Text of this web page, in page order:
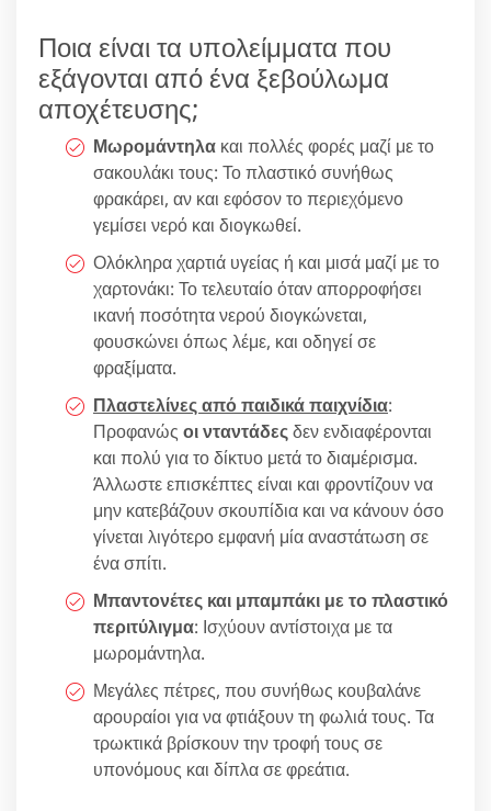
Ποια είναι τα υπολείμματα που
εξάγονται από ένα ξεβούλωμα
αποχέτευσης;
Μωρομάντηλα και πολλές φορές μαζί με το
σακουλάκι τους: Το πλαστικό συνήθως
φρακάρει, αν και εφόσον το περιεχόμενο
γεμίσει νερό και διογκωθεί.
Ολόκληρα χαρτιά υγείας ή και μισά μαζί με το
χαρτονάκι: Το τελευταίο όταν απορροφήσει
ικανή ποσότητα νερού διογκώνεται,
φουσκώνει όπως λέμε, και οδηγεί σε
φραξίματα.
Πλαστελίνες από παιδικά παιχνίδια:
Προφανώς οι νταντάδεςδεν ενδιαφέρονται
και πολύ για το δίκτυο μετά το διαμέρισμα.
Άλλωστε επισκέπτες είναι και φροντίζουν να
μην κατεβάζουν σκουπίδια και να κάνουν όσο
γίνεται λιγότερο εμφανή μία αναστάτωση σε
ένα σπίτι.
Μπαντονέτες και μπαμπάκι με το πλαστικό
περιτύλιγμα: Ισχύουν αντίστοιχα με τα
μωρομάντηλα.
Μεγάλες πέτρες, που συνήθως κουβαλάνε
αρουραίοι για να φτιάξουν τη φωλιά τους. Τα
τρωκτικά βρίσκουν την τροφή τους σε
υπονόμους και δίπλα σε φρεάτια.